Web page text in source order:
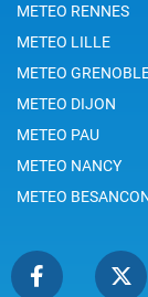
METEO RENNES
METEO LILLE
METEO
METEO DIJON
METEO PAU
METEO NANCY
METEO